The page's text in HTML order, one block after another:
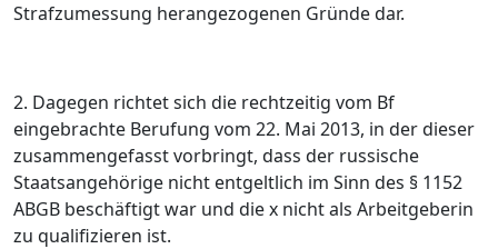
Strafzumessung herangezogenen Gründe dar.
2. Dagegen richtet sich die rechtzeitig vom Bf
eingebrachte Berufung vom 22. Mai 2013, in der dieser
zusammengefasst vorbringt, dass der russische
Staatsangehörige nicht entgeltlich im Sinn des § 1152
ABGB beschäftigt war und die x nicht als Arbeitgeberin
zu qualifizieren ist.